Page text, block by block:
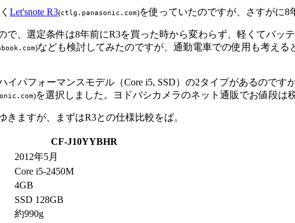
Let'snote R3(ctlg.panasonic.com)を使っていたのですが、さすがに8
で、選定条件は8年前にR3を買った時から変わらず、軽くてバッ
)なども検討してみたのですが、通勤電車での使用も考え
イパフォーマンスモデル（Core i5, SSD）の2タイプがあるので
)を選択しました。ヨドバシカメラのネット通販でお値段は
ますが、まずはR3との仕様比較をば。
CF-J10YYBHR
2012年5月
Core i5-2450M
4GB
SSD 128GB
約990g